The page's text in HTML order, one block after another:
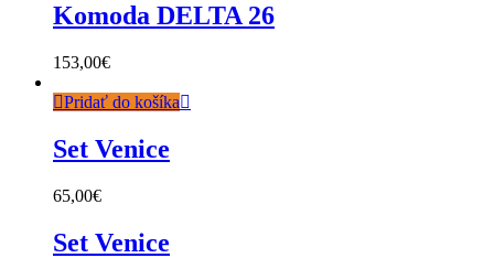
Komoda DELTA 26
153,00€
Pridať do košíka
Set Venice
65,00€
Set Venice